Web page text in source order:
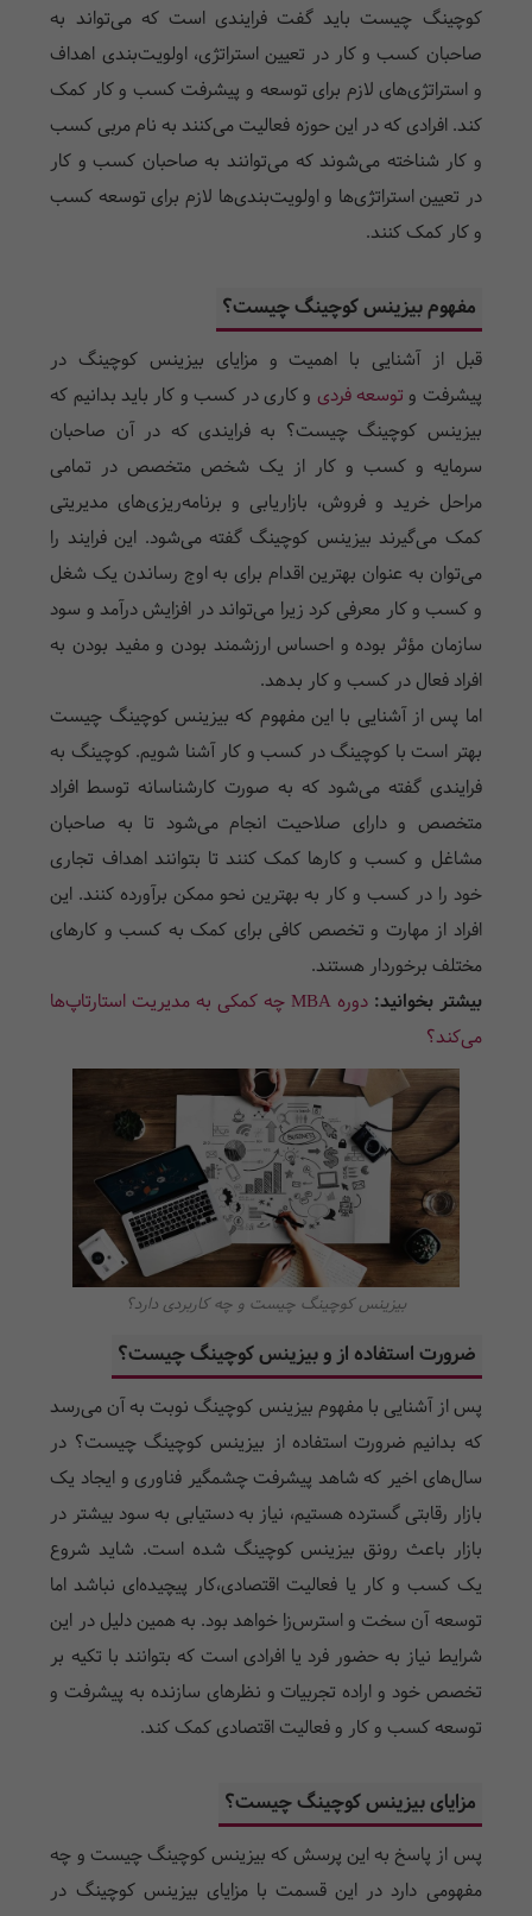
کوچینگ چیست باید گفت فرایندی است که می‌تواند به
صاحبان کسب و کار در تعیین استراتژی، اولویت‌بندی اهداف
و استراتژی‌های لازم برای توسعه و پیشرفت کسب و کار کمک
کند. افرادی که در این حوزه فعالیت می‌کنند به نام مربی کسب
و کار شناخته می‌شوند که می‌توانند به صاحبان کسب و کار
در تعیین استراتژی‌ها و اولویت‌بندی‌ها لازم برای توسعه کسب
و کار کمک کنند.
مفهوم بیزینس کوچینگ چیست؟
قبل از آشنایی با اهمیت و مزایای بیزینس کوچینگ در
پیشرفت و توسعه فردی و کاری در کسب و کار باید بدانیم که
بیزینس کوچینگ چیست؟ به فرایندی که در آن صاحبان
سرمایه و کسب و کار از یک شخص متخصص در تمامی
مراحل خرید و فروش، بازاریابی و برنامه‌ریزی‌های مدیریتی
کمک می‌گیرند بیزینس کوچینگ گفته می‌شود. این فرایند را
می‌توان به عنوان بهترین اقدام برای به اوج رساندن یک شغل
و کسب و کار معرفی کرد زیرا می‌تواند در افزایش درآمد و سود
سازمان مؤثر بوده و احساس ارزشمند بودن و مفید بودن به
افراد فعال در کسب و کار بدهد.
اما پس از آشنایی با این مفهوم که بیزینس کوچینگ چیست
بهتر است با کوچینگ در کسب و کار آشنا شویم. کوچینگ به
فرایندی گفته می‌شود که به صورت کارشناسانه توسط افراد
متخصص و دارای صلاحیت انجام می‌شود تا به صاحبان
مشاغل و کسب و کارها کمک کنند تا بتوانند اهداف تجاری
خود را در کسب و کار به بهترین نحو ممکن برآورده کنند. این
افراد از مهارت و تخصص کافی برای کمک به کسب و کارهای
مختلف برخوردار هستند.
بیشتر بخوانید:
دوره MBA چه کمکی به مدیریت استارتاپ‌ها
می‌کند؟
بیزینس کوچینگ چیست و چه کاربردی دارد؟
ضرورت استفاده از و بیزینس کوچینگ چیست؟
پس از آشنایی با مفهوم بیزینس کوچینگ نوبت به آن می‌رسد
که بدانیم ضرورت استفاده از بیزینس کوچینگ چیست؟ در
سال‌های اخیر که شاهد پیشرفت چشمگیر فناوری و ایجاد یک
بازار رقابتی گسترده هستیم، نیاز به دستیابی به سود بیشتر در
بازار باعث رونق بیزینس کوچینگ شده است. شاید شروع
یک کسب و کار یا فعالیت اقتصادی،‌کار پیچیده‌ای نباشد اما
توسعه آن سخت و استرس‌زا خواهد بود. به همین دلیل در این
شرایط نیاز به حضور فرد یا افرادی است که بتوانند با تکیه بر
تخصص خود و اراده تجربیات و نظرهای سازنده به پیشرفت و
توسعه کسب و کار و فعالیت اقتصادی کمک کند.
مزایای بیزینس کوچینگ چیست؟
پس از پاسخ به این پرسش که بیزینس کوچینگ چیست و چه
مفهومی دارد در این قسمت با مزایای بیزینس کوچینگ در